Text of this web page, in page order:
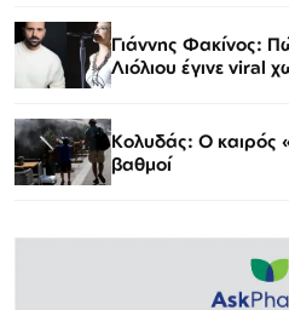
Γιάννης Φακίνος:
Λιόλιου έγινε viral
Κολυδάς: Ο καιρός
βαθμοί